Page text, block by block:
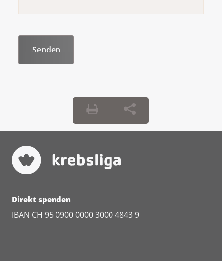
Direkt spenden
IBAN CH 95 0900 0000 3000 4843 9